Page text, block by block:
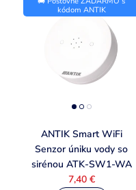
kódom ANTIK
ANTIK Smart WiFi
Senzor úniku vody so
sirénou ATK-SW1-WA
7,40 €